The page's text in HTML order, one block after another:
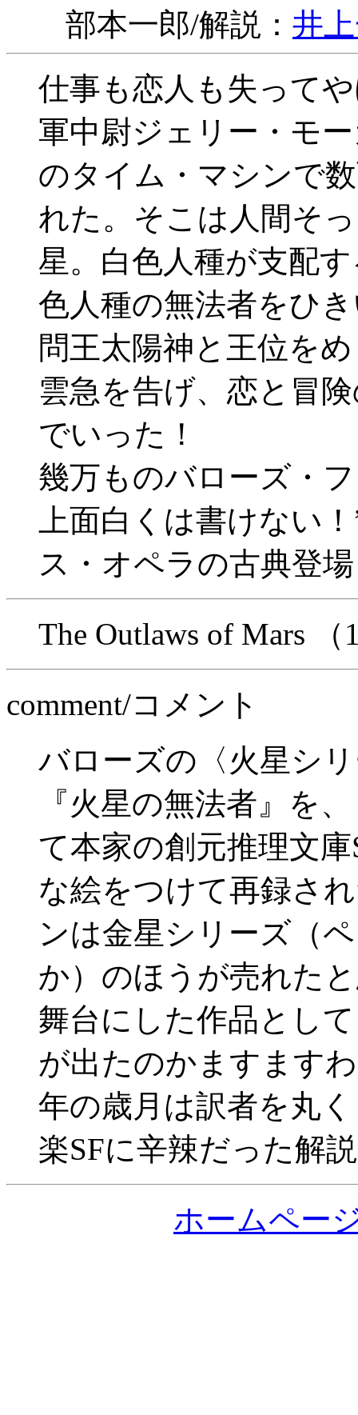
部本一郎/解説： 井
仕事も恋人も失って
軍中尉ジェリー・モ
のタイム・マシンで
れた。そこは人間そ
星。白色人種が支配
色人種の無法者をひ
問王太陽神と王位を
雲急を告げ、恋と冒
でいった！
幾万ものバローズ・
上面白くは書けない
ス・オペラの古典登場
The Outlaws of Mars （
comment/コメント
バローズの〈火星シ
『火星の無法者』を
て本家の創元推理文
な絵をつけて再録さ
ンは金星シリーズ（
か）のほうが売れた
舞台にした作品とし
が出たのかますます
年の歳月は訳者を丸
楽SFに辛辣だった解
ホームペー